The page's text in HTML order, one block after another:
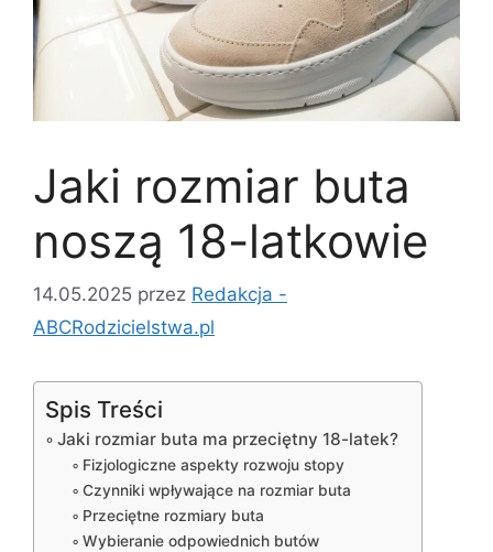
Jaki rozmiar buta
noszą 18-latkowie
14.05.2025 przez Redakcja -
ABCRodzicielstwa.pl
Spis Treści
Jaki rozmiar buta ma przeciętny 18-latek?
Fizjologiczne aspekty rozwoju stopy
Czynniki wpływające na rozmiar buta
Przeciętne rozmiary buta
Wybieranie odpowiednich butów